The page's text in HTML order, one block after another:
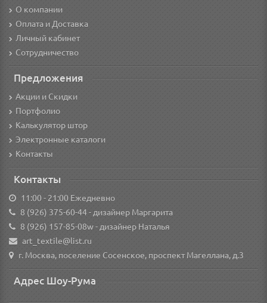
О компании
Оплата и Доставка
Личный кабинет
Сотрудничество
Предложения
Акции и Скидки
Портфолио
Калькулятор штор
Электронные каталоги
Контакты
Контакты
11:00 - 21:00 Ежедневно
8 (926) 375-60-44- дизайнер Маргарита
8 (926) 157-85-08w- дизайнер Наталья
art_textile@list.ru
г. Москва, поселение Сосенское, проспект Магеллана, д.3
Адрес Шоу-Рума